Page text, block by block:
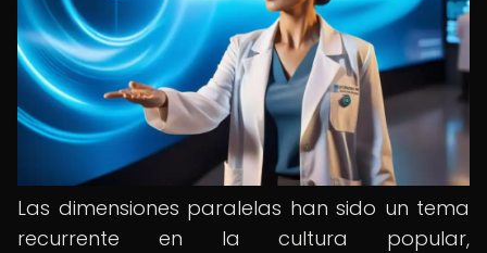
Las dimensiones paralelas han sido un tema
recurrente en la cultura popular,